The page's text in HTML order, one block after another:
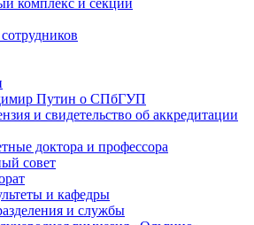
комплекс и секции
Путин о СПбГУП
и свидетельство об аккредитации
доктора и профессора
совет
и кафедры
и службы